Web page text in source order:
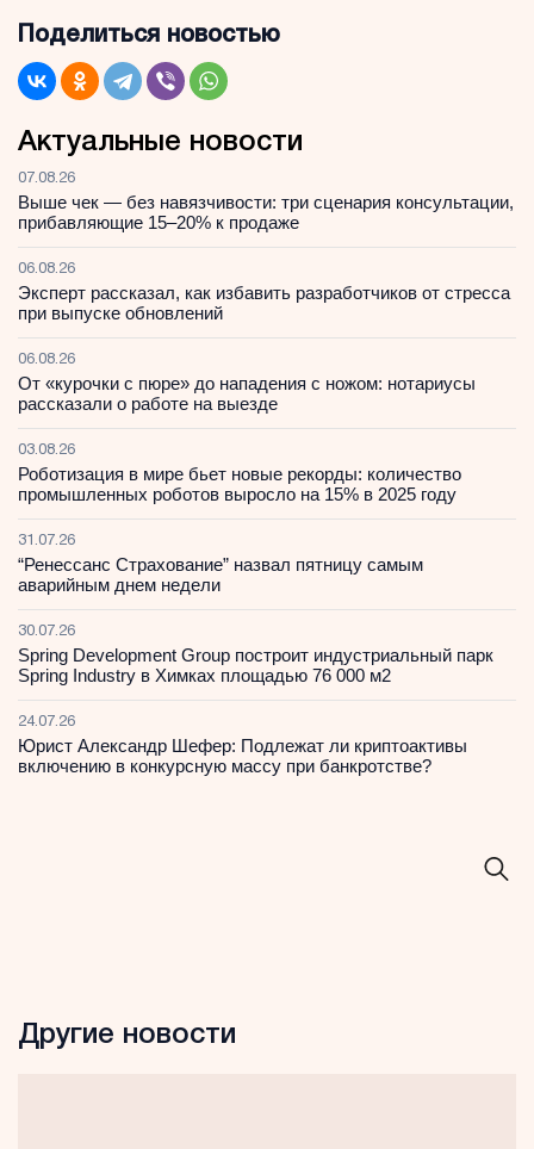
Поделиться новостью
Актуальные новости
07.08.26
Выше чек — без навязчивости: три сценария консультации,
прибавляющие 15–20% к продаже
06.08.26
Эксперт рассказал, как избавить разработчиков от стресса
при выпуске обновлений
06.08.26
От «курочки с пюре» до нападения с ножом: нотариусы
рассказали о работе на выезде
03.08.26
Роботизация в мире бьет новые рекорды: количество
промышленных роботов выросло на 15% в 2025 году
31.07.26
“Ренессанс Страхование” назвал пятницу самым
аварийным днем недели
30.07.26
Spring Development Group построит индустриальный парк
Spring Industry в Химках площадью 76 000 м2
24.07.26
Юрист Александр Шефер: Подлежат ли криптоактивы
включению в конкурсную массу при банкротстве?
Другие новости